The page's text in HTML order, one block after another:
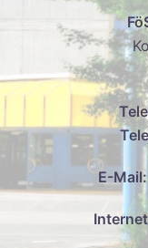
E-Mail: